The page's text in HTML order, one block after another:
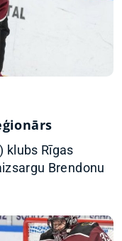
klubs Rīgas
Brendonu